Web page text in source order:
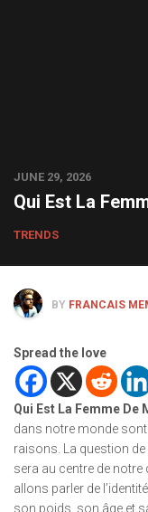
JUNE 29, 2026
Qui Est La
TRENDS
BY FRANCAIS
Spread the love
Qui Est La Femme De
dans notre monde
raisons. La question
sera au centre de
allons parler de
son poids, son âge et